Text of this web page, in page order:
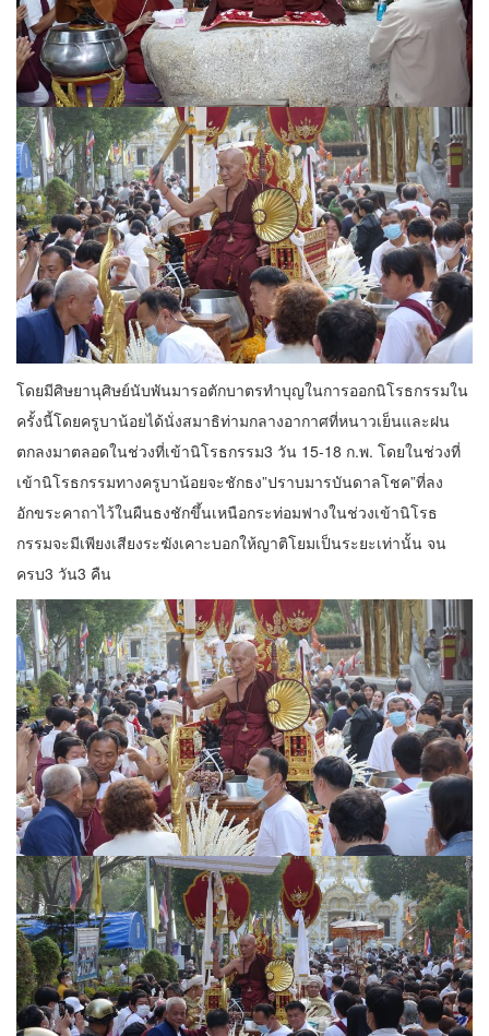
โดยมีศิษยานุศิษย์นับพันมารอตักบาตรทำบุญในการออกนิโรธกรรมใน
ครั้งนี้โดยครูบาน้อยได้นั่งสมาธิท่ามกลางอากาศที่หนาวเย็นและฝน
ตกลงมาตลอดในช่วงที่เข้านิโรธกรรม3 วัน 15-18 ก.พ. โดยในช่วงที่
เข้านิโรธกรรมทางครูบาน้อยจะชักธง”ปราบมารบันดาลโชค”ที่ลง
อักขระคาถาไว้ในผืนธงชักขึ้นเหนือกระท่อมฟางในช่วงเข้านิโรธ
กรรมจะมีเพียงเสียงระฆังเคาะบอกให้ญาติโยมเป็นระยะเท่านั้น จน
ครบ3 วัน3 คืน